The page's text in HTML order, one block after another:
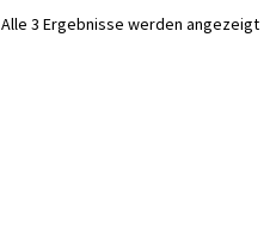
Alle 3 Ergebnisse werden angezeigt